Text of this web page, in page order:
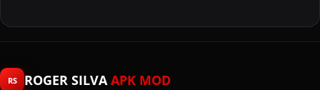
RS ROGER SILVAAPK MOD